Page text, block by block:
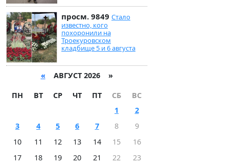
просм. 9849 Стало
известно, кого
похоронили на
Троекуровском
кладбище 5 и 6 августа
« АВГУСТ 2026 »
ПН ВТ СР ЧТ ПТ СБ
ВС
1
2
3
4 5 6 7 8
9
10
11 12 13 14 15
16
17
18 19 20 21 22
23